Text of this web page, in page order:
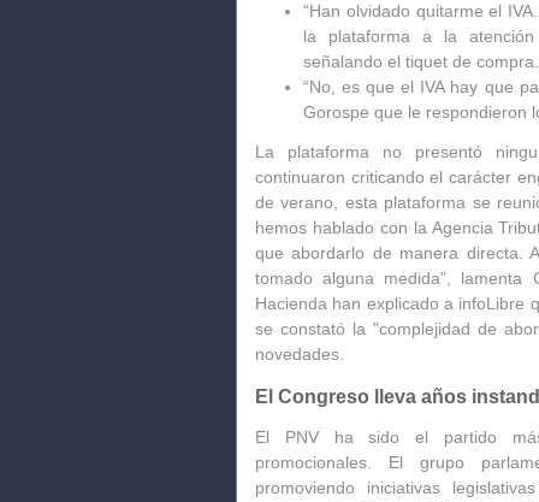
“Han olvidado quitarme el
la plataforma a la
señalando el tiquet de compra.
“No, es que el IVA hay que
Gorospe que le respondieron
La plataforma no presentó
continuaron criticando el carácter
de verano, esta plataforma se
hemos hablado con la Agencia
que abordarlo de manera directa.
tomado alguna medida”, lamenta
Hacienda han explicado a infoLibre
se constató la "complejidad de
novedades.
El Congreso lleva años
El PNV ha sido el partido
promocionales. El grupo
promoviendo iniciativas